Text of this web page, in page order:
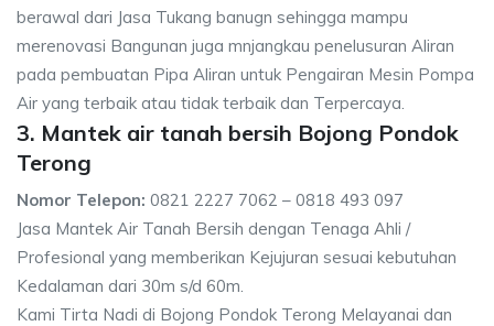
berawal dari Jasa Tukang banugn sehingga mampu
merenovasi Bangunan juga mnjangkau penelusuran Aliran
pada pembuatan Pipa Aliran untuk Pengairan Mesin Pompa
Air yang terbaik atau tidak terbaik dan Terpercaya.
3. Mantek air tanah bersih Bojong Pondok
Terong
Nomor Telepon: 0821 2227 7062 – 0818 493 097
Jasa Mantek Air Tanah Bersih dengan Tenaga Ahli /
Profesional yang memberikan Kejujuran sesuai kebutuhan
Kedalaman dari 30m s/d 60m.
Kami Tirta Nadi di Bojong Pondok Terong Melayanai dan